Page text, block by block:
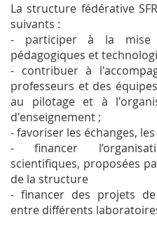
La structure fédérative
suivants :
- participer à la mise
pédagogiques et
- contribuer à
professeurs et des
au pilotage et à
d'enseignement ;
- favoriser les échanges,
- financer
scientifiques, proposées
de la structure
- financer des projets de
entre différents